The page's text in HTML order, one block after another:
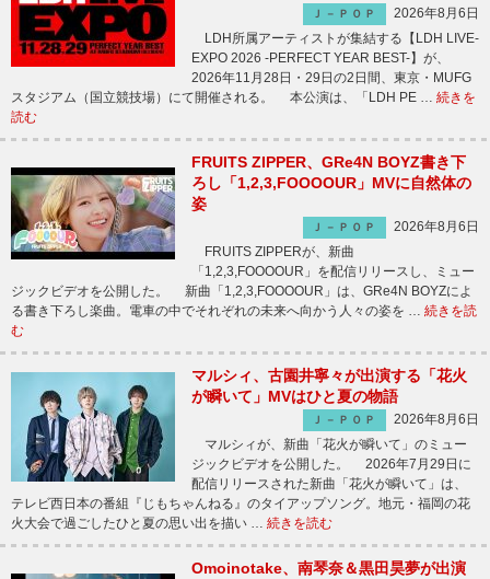
Ｊ－ＰＯＰ
2026年8月6日
LDH所属アーティストが集結する【LDH LIVE-
EXPO 2026 -PERFECT YEAR BEST-】が、
2026年11月28日・29日の2日間、東京・MUFG
スタジアム（国立競技場）にて開催される。 本公演は、「LDH PE … 続きを
読む
FRUITS ZIPPER、GRe4N BOYZ書き下
ろし「1,2,3,FOOOOUR」MVに自然体の
姿
Ｊ－ＰＯＰ
2026年8月6日
FRUITS ZIPPERが、新曲
「1,2,3,FOOOOUR」を配信リリースし、ミュー
ジックビデオを公開した。 新曲「1,2,3,FOOOOUR」は、GRe4N BOYZによ
る書き下ろし楽曲。電車の中でそれぞれの未来へ向かう人々の姿を … 続きを読
む
マルシィ、古園井寧々が出演する「花火
が瞬いて」MVはひと夏の物語
Ｊ－ＰＯＰ
2026年8月6日
マルシィが、新曲「花火が瞬いて」のミュー
ジックビデオを公開した。 2026年7月29日に
配信リリースされた新曲「花火が瞬いて」は、
テレビ西日本の番組『じもちゃんねる』のタイアップソング。地元・福岡の花
火大会で過ごしたひと夏の思い出を描い … 続きを読む
Omoinotake、南琴奈＆黒田昊夢が出演